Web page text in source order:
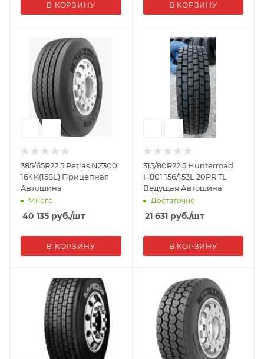
В КОРЗИНУ В КОРЗИНУ
385/65R22.5 Petlas NZ300
164K(158L) Прицепная
Автошина
Много
40 135 руб./шт
В КОРЗИНУ
315/80R22.5 Hunterroad
H801 156/153L 20PR TL
Ведущая Автошина
Достаточно
21 631руб./шт
В КОРЗИНУ